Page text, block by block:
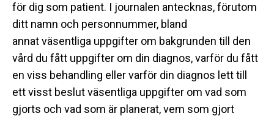
för dig som patient. I journalen antecknas, förutom
ditt namn och personnummer, bland
annat väsentliga uppgifter om bakgrunden till den
vård du fått uppgifter om din diagnos, varför du fått
en viss behandling eller varför din diagnos lett till
ett visst beslut väsentliga uppgifter om vad som
gjorts och vad som är planerat, vem som gjort